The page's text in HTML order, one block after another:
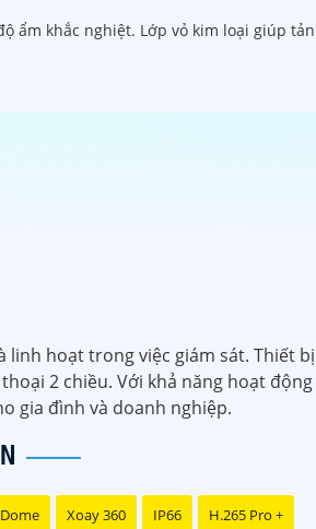
ẩm khắc nghiệt. Lớp vỏ kim loại giúp
nghiệp:
linh hoạt trong việc giám sát. Thiết
2 chiều. Với khả năng hoạt động
gia đình và doanh nghiệp.
Xoay 360 IP66 H.265 Pro +